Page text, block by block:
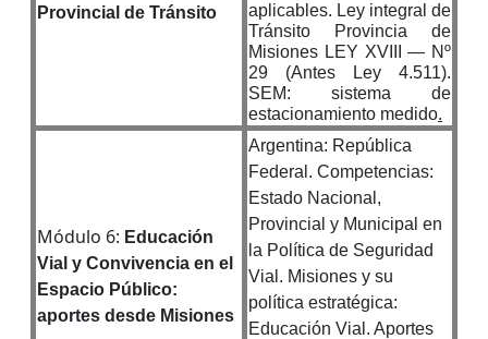
Provincial de Tránsito
aplicables. Ley integral de
Tránsito Provincia de
Misiones LEY XVIII — Nº
29 (Antes Ley 4.511).
SEM: sistema de
estacionamiento medido.
Módulo 6: Educación
Vial y Convivencia en el
Espacio Público:
aportes desde Misiones
Argentina: República
Federal. Competencias:
Estado Nacional,
Provincial y Municipal en
la Política de Seguridad
Vial. Misiones y su
política estratégica:
Educación Vial. Aportes